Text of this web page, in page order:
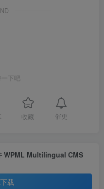
一下吧
收藏 催更
WPML Multilingual CMS
载